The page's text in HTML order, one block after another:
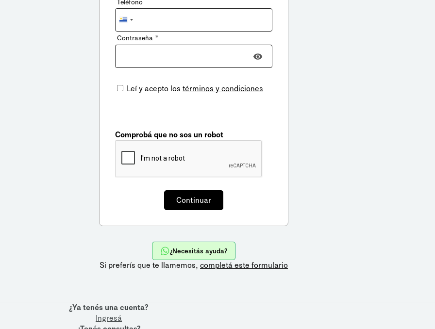
Teléfono
Uruguay
+598
Contraseña *
Leí y acepto los términos y condiciones
Comprobá que no sos un robot
¿Necesitás ayuda?
Si preferís que te llamemos, completá este formulario
¿Ya tenés una cuenta?
Ingresá